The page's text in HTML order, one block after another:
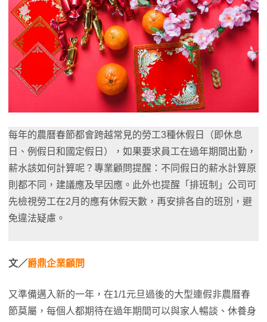
每年的農曆春節都會跨越常見的勞工3種休假日（即休息
日、例假日和國定假日），如果要求員工在過年期間出勤，
薪水該如何計算呢？專業顧問提醒：不同假日的薪水計算原
則都不同，建議應及早因應。此外也提醒「排班制」公司可
先檢視勞工在2月的應有休假天數，再安排各自的班別，避
免違法疑慮。
文／爵鼎企業顧問
又準備邁入新的一年，在1/1元旦過後的大型連假非農曆春
節莫屬，每個人都期待在過年期間可以與家人暢談、休養身